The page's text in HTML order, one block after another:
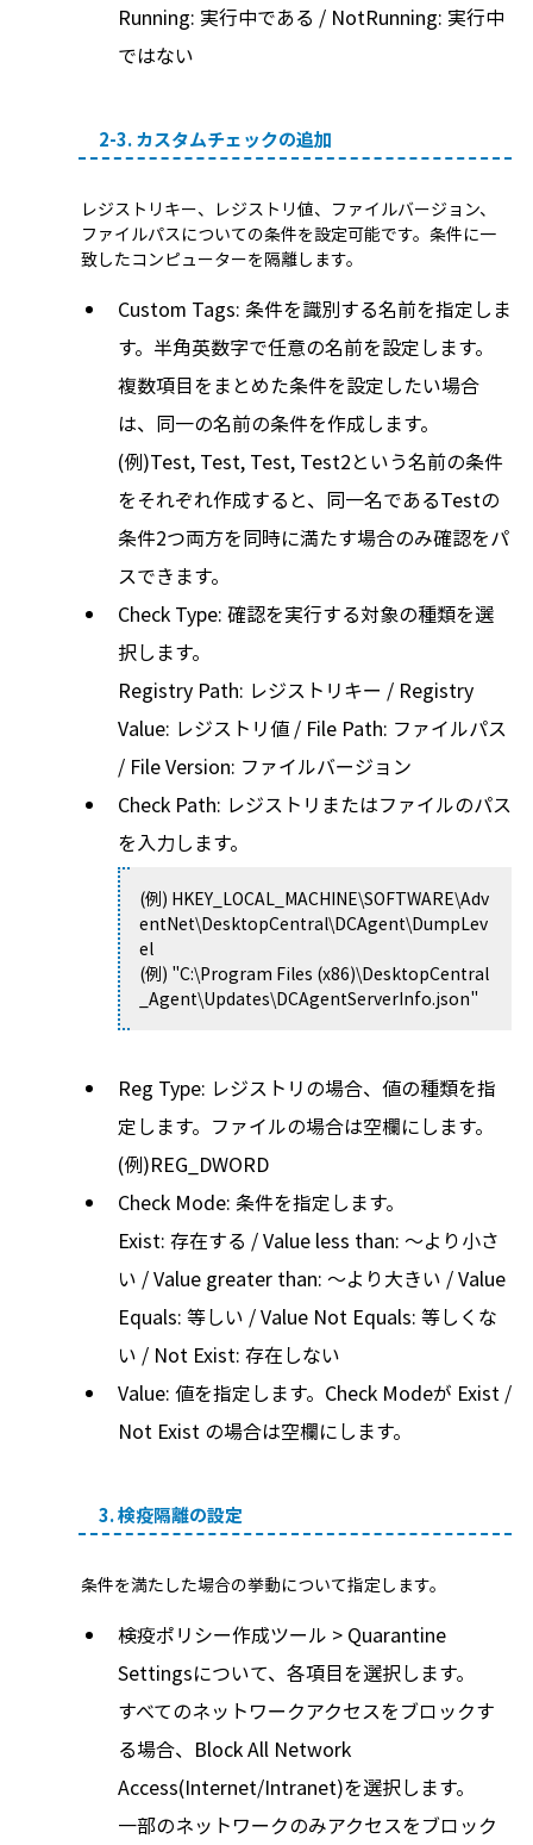
Running: 実行中である / NotRunning: 実行中
ではない
2-3. カスタムチェックの追加
レジストリキー、レジストリ値、ファイルバージョン、
ファイルパスについての条件を設定可能です。条件に一
致したコンピューターを隔離します。
Custom Tags: 条件を識別する名前を指定しま
す。半角英数字で任意の名前を設定します。
複数項目をまとめた条件を設定したい場合
は、同一の名前の条件を作成します。
(例)Test, Test, Test, Test2という名前の条件
をそれぞれ作成すると、同一名であるTestの
条件2つ両方を同時に満たす場合のみ確認をパ
スできます。
Check Type: 確認を実行する対象の種類を選
択します。
Registry Path: レジストリキー / Registry
Value: レジストリ値 / File Path: ファイルパス
/ File Version: ファイルバージョン
Check Path: レジストリまたはファイルのパス
を入力します。
(例) HKEY_LOCAL_MACHINE\SOFTWARE\Adv
entNet\DesktopCentral\DCAgent\DumpLev
el
(例) "C:\Program Files (x86)\DesktopCentral
_Agent\Updates\DCAgentServerInfo.json"
Reg Type: レジストリの場合、値の種類を指
定します。ファイルの場合は空欄にします。
(例)REG_DWORD
Check Mode: 条件を指定します。
Exist: 存在する / Value less than: ～より小さ
い / Value greater than: ～より大きい / Value
Equals: 等しい / Value Not Equals: 等しくな
い / Not Exist: 存在しない
Value: 値を指定します。Check Modeが Exist /
Not Exist の場合は空欄にします。
3. 検疫隔離の設定
条件を満たした場合の挙動について指定します。
検疫ポリシー作成ツール > Quarantine
Settingsについて、各項目を選択します。
すべてのネットワークアクセスをブロックす
る場合、Block All Network
Access(Internet/Intranet)を選択します。
一部のネットワークのみアクセスをブロック